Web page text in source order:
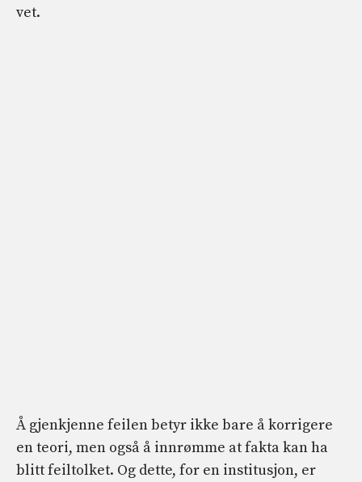
vet.
Å gjenkjenne feilen betyr ikke bare å korrigere
en teori, men også å innrømme at fakta kan ha
blitt feiltolket. Og dette, for en institusjon, er